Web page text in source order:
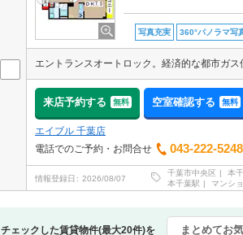
写真充実 360°パノラマ写
来店予約する 無料 空室確認する 無料
エイブル 千葉店
電話でのご予約・お問合せ
043-222-5248
情報登録日 2026/08/07
千葉市中央区 本
本千葉駅
マンシ
チェックした賃貸物件(最大20件)を まとめてお